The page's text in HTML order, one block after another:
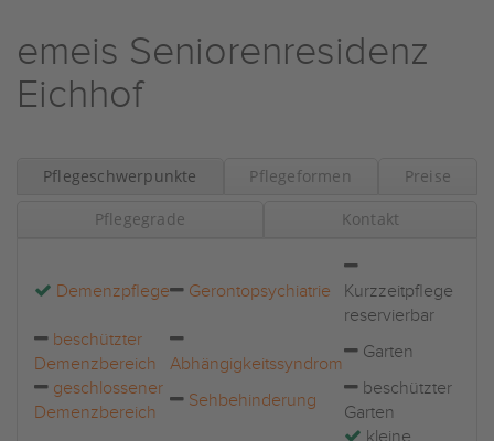
emeis Seniorenresidenz
Eichhof
Pflegeschwerpunkte Pflegeformen Preise
Pflegegrade Kontakt
Demenzpflege Gerontopsychiatrie
Kurzzeitpflege
reservierbar
beschützter
Demenzbereich
Abhängigkeitssyndrom
Garten
geschlossener
Demenzbereich
Sehbehinderung
beschützter
Garten